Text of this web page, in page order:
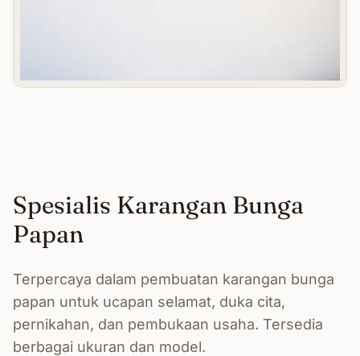
Spesialis Karangan Bunga
Papan
Terpercaya dalam pembuatan karangan bunga
papan untuk ucapan selamat, duka cita,
pernikahan, dan pembukaan usaha. Tersedia
berbagai ukuran dan model.